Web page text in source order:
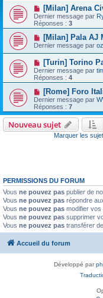
[Milan] Arena
Dernier message par
Réponses : 3
[Milan] Pala AJ
Dernier message par
[Turin] Torino
Dernier message par
Réponses : 4
[Rome] Foro
Dernier message par
Réponses : 7
Nouveau sujet
Marquer les
PERMISSIONS DU FORUM
Vous ne pouvez pas publier de
Vous ne pouvez pas répondre
Vous ne pouvez pas modifier
Vous ne pouvez pas supprimer
Vous ne pouvez pas transférer
Accueil du forum
Développé par